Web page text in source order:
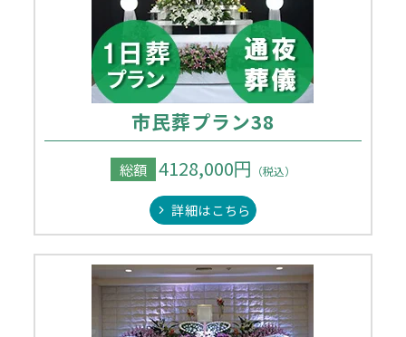
市民葬プラン38
総額 4128,000円 （税込）
詳細はこちら